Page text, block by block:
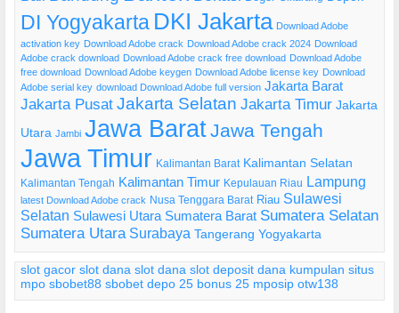
DI Yogyakarta DKI Jakarta Download Adobe
activation key Download Adobe crack Download Adobe crack 2024 Download
Adobe crack download Download Adobe crack free download Download Adobe
free download Download Adobe keygen Download Adobe license key Download
Adobe serial key download Download Adobe full version Jakarta Barat
Jakarta Pusat Jakarta Selatan Jakarta Timur Jakarta
Utara Jambi Jawa BaratJawa Tengah
Jawa Timur Kalimantan Barat Kalimantan Selatan
Kalimantan Tengah Kalimantan Timur Kepulauan Riau Lampung
latest Download Adobe crack Nusa Tenggara Barat Riau Sulawesi
Selatan Sulawesi Utara Sumatera Barat Sumatera Selatan
Sumatera Utara Surabaya Tangerang Yogyakarta
slot gacor slot dana slot dana slot deposit dana kumpulan situs
mpo sbobet88 sbobet depo 25 bonus 25 mposip otw138